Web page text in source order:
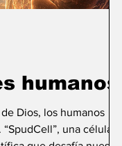
humanos?
Dios, los humanos
una célula